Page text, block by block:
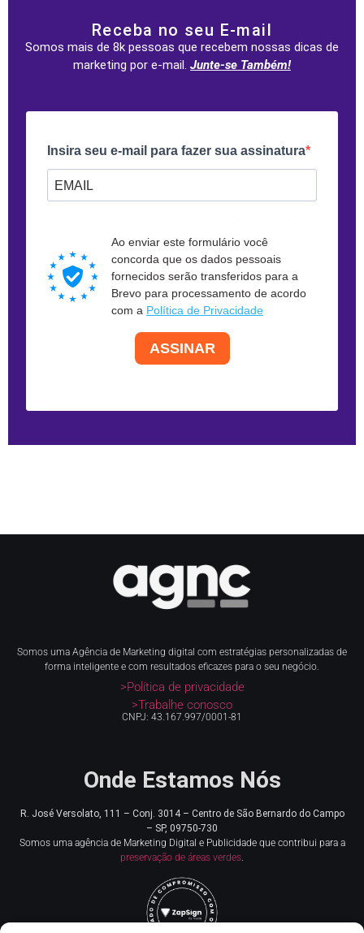
Receba no seu E-mail
Somos mais de 8k pessoas que recebem nossas dicas de
marketing por e-mail. Junte-se Também!
Insira seu e-mail para fazer sua assinatura
Ao enviar este formulário você
concorda que os dados pessoais
fornecidos serão transferidos para a
Brevo para processamento de acordo
com a Política de Privacidade
ASSINAR
Somos uma Agência de Marketing digital com estratégias personalizadas de
forma inteligente e com resultados eficazes para o seu negócio.
>Política de privacidade
>Trabalhe conosco
CNPJ: 43.167.997/0001-81
Onde Estamos Nós
R. José Versolato, 111 – Conj. 3014 – Centro de São Bernardo do Campo
– SP, 09750-730
Somos uma agência de Marketing Digital e Publicidade que contribui para a
preservação de áreas verdes.